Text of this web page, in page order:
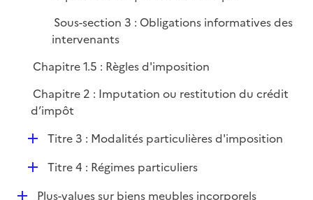
Sous-section 3 : Obligations informatives des
intervenants
Chapitre 1.5 : Règles d'imposition
Chapitre 2 : Imputation ou restitution du crédit
d’impôt
D
l
Titre 3 : Modalités particulières d'imposition
DTitre 4 : Régimes particuliers
DPlus-values sur biens meubles incorporels